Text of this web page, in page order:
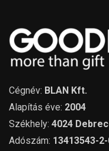
Cégnév: BLAN Kft.
Alapítás éve: 2004
Székhely: 4024
Adószám: 13413543-